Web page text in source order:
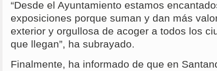
“Desde el Ayuntamiento estamos
exposiciones porque suman y dan más
exterior y orgullosa de acoger a todos los
que llegan”, ha subrayado.
Finalmente, ha informado de que en